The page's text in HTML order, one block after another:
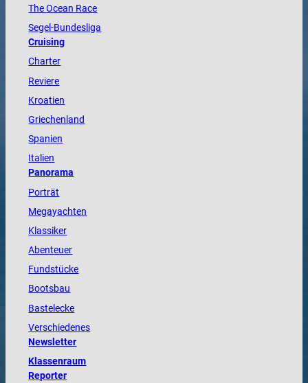
TheOcean Race
Segel-Bundesliga
Cruising
Charter
Reviere
Kroatien
Griechenland
Spanien
Italien
Panorama
Porträt
Megayachten
Klassiker
Abenteuer
Fundstücke
Bootsbau
Bastelecke
Verschiedenes
Newsletter
Klassenraum
Reporter